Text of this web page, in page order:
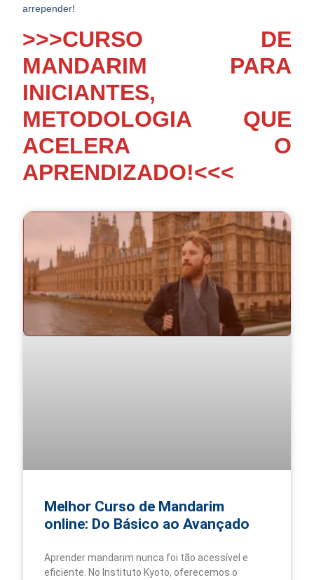
arrepender!
>>>CURSO DE
MANDARIM PARA
INICIANTES,
METODOLOGIA QUE
ACELERA O
APRENDIZADO!<<<
Melhor Curso de Mandarim
online: Do Básico ao Avançado
Aprender mandarim nunca foi tão acessível e
eficiente. No Instituto Kyoto, oferecemos o